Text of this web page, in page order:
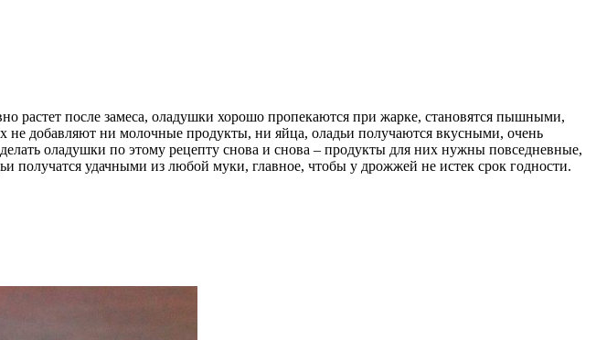
растет после замеса, оладушки хорошо пропекаются при жарке, становятся пышными,
не добавляют ни молочные продукты, ни яйца, оладьи получаются вкусными, очень
оладушки по этому рецепту снова и снова – продукты для них нужны повседневные,
удачными из любой муки, главное, чтобы у дрожжей не истек срок годности.